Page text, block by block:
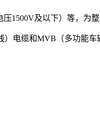
1500V及以下）等，为整
电缆和MVB（多功能